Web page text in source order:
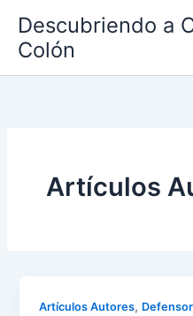
contenido
Descubriendo a
Colón
Artículos
Artículos Autores,